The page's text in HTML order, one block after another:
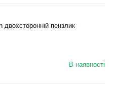
двохсторонній пензлик
В наявності